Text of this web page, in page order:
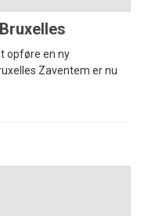
opføre en ny
Zaventem er nu